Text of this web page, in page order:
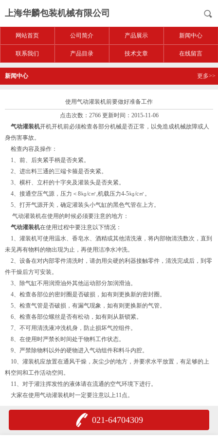
上海华麟包装机械有限公司
网站首页 公司简介 产品展示 新闻中心
联系我们 产品目录 技术文章 在线留言
新闻中心 更多>>
使用气动灌装机前要做好准备工作
点击次数：2766 更新时间：2015-11-06
气动灌装机开机开机前必须检查各部分机械是否正常，以免造成机械故障或人
身伤害事故。
检查内容及操作：
1、前、后夹紧手柄是否夹紧。
2、进出料三通的三端卡箍是否夹紧。
3、横杆、立杆的十字夹及灌装头是否夹紧。
4、接通空压气源，压力＜8㎏/c㎡,机载压力4-5㎏/c㎡。
5、打开气源开关，确定灌装头小气缸的黑色气管在上方。
气动灌装机在使用的时候必须要注意的地方：
气动灌装机在使用过程中要注意以下情况：
1、灌装机可使用温水、香皂水、酒精或其他清洗液，将内部物清洗数次，直到
未见再有物料的物出现为止，再使用洁净水冲洗。
2、设备在对内部零件清洗时，请勿用尖硬的利器接触零件，清洗完成后，到零
件干燥后方可安装。
3、除气缸不用润滑油外其他运动部分加润滑油。
4、检查各部位的密封圈是否破损，如有则更换新的密封圈。
5、检查气管是否破损，有漏气现象，如有则更换新的气管。
6、检查各部位螺丝是否有松动，如有则从新锁紧。
7、不可用清洗液冲洗机身，防止损坏气控组件。
8、在使用时严禁长时间处于物料工作状态。
9、严禁除物料以外的硬物进入气动组件和料斗内腔。
10、灌装机应放置在通风干燥，灰尘少的地方，并要求水平放置，有足够的上
料空间和工作活动空间。
11、对于灌注挥发性的液体请在流通的空气环境下进行。
大家在使用气动灌装机时一定要注意以上11点。
021-64704309